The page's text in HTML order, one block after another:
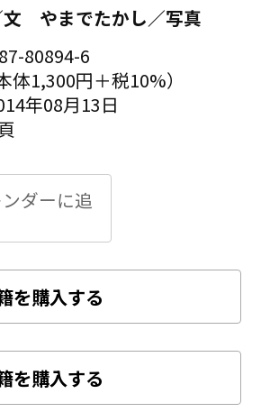
文 やまでたかし／写真
80894-6
体1,300円＋税10%）
年08月13日
ダーに追
を購入する
を購入する